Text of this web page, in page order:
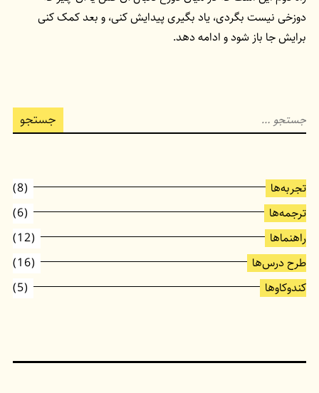
دوزخی نیست بگردی، یاد بگیری پیدایش کنی، و بعد کمک کنی
برایش جا باز شود و ادامه دهد.
جستجو
برای:
تجربه‌ها
(8)
ترجمه‌ها
(6)
راهنماها
(12)
طرح درس‌ها
(16)
کندوکاوها
(5)